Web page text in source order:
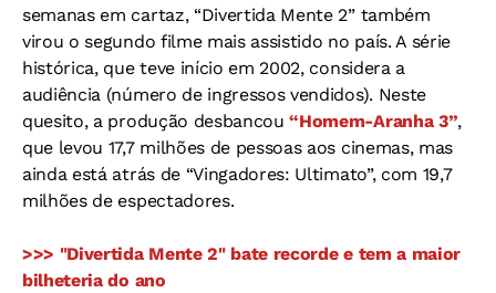
semanas em cartaz, “Divertida Mente 2” também
virou o segundo filme mais assistido no país. A série
histórica, que teve início em 2002, considera a
audiência (número de ingressos vendidos). Neste
quesito, a produção desbancou“Homem-Aranha 3”,
que levou 17,7 milhões de pessoas aos cinemas, mas
ainda está atrás de “Vingadores: Ultimato”, com 19,7
milhões de espectadores.
>>> "Divertida Mente 2" bate recorde e tem a maior
bilheteria do ano